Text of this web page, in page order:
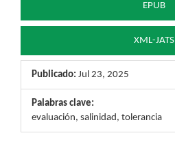
EPUB
XML-JATS
Publicado: Jul 23, 2025
Palabras clave:
evaluación, salinidad, tolerancia